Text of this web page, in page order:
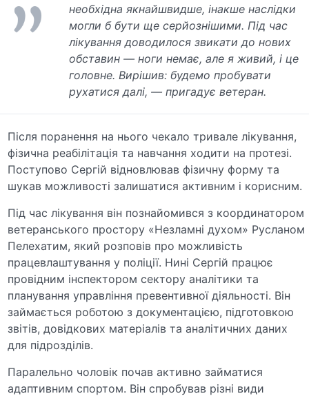
необхідна якнайшвидше, інакше наслідки
могли б бути ще серйознішими. Під час
лікування доводилося звикати до нових
обставин — ноги немає, але я живий, і це
головне. Вирішив: будемо пробувати
рухатися далі, — пригадує ветеран.
Після поранення на нього чекало тривале лікування,
фізична реабілітація та навчання ходити на протезі.
Поступово Сергій відновлював фізичну форму та
шукав можливості залишатися активним і корисним.
Під час лікування він познайомився з координатором
ветеранського простору «Незламні духом» Русланом
Пелехатим, який розповів про можливість
працевлаштування у поліції. Нині Сергій працює
провідним інспектором сектору аналітики та
планування управління превентивної діяльності. Він
займається роботою з документацією, підготовкою
звітів, довідкових матеріалів та аналітичних даних
для підрозділів.
Паралельно чоловік почав активно займатися
адаптивним спортом. Він спробував різні види